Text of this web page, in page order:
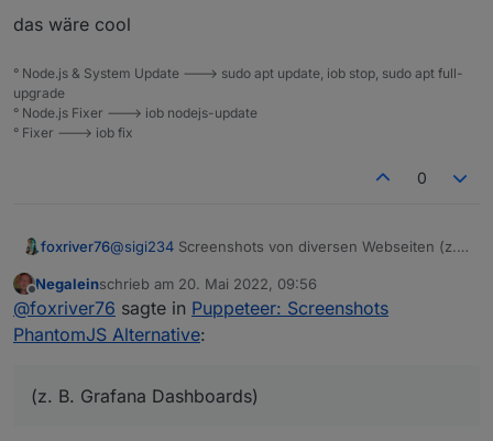
das wäre cool
° Node.js & System Update ---> sudo apt update, iob stop, sudo apt full-
upgrade
° Node.js Fixer ---> iob nodejs-update
° Fixer ---> iob fix
0
foxriver76@sigi234 Screenshots von diversen Webseiten (z.
Hauptanwendungsfall ist für viele wohl sich
Visualisierungen in Form von Bildern via
Mail/Telegram o.ä. zu senden.
Offline
Negaleinschrieb am 20. Mai 2022, 09:56
zuletzt editiert von
@foxriver76 sagte in Puppeteer: Screenshots
PhantomJS Alternative:
(z. B. Grafana Dashboards)